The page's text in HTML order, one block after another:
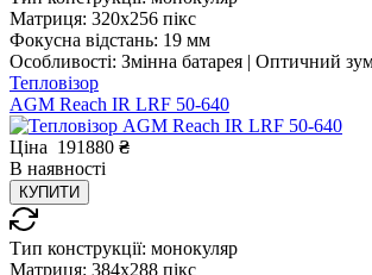
Матриця: 320x256 пікс
Фокусна відстань: 19 мм
Особливості: Змінна батарея | Оптичний
Тепловізор
AGM Reach IR LRF 50-640
Ціна 191880 ₴
В наявності
КУПИТИ
Тип конструкції: монокуляр
Матриця: 384x288 пікс